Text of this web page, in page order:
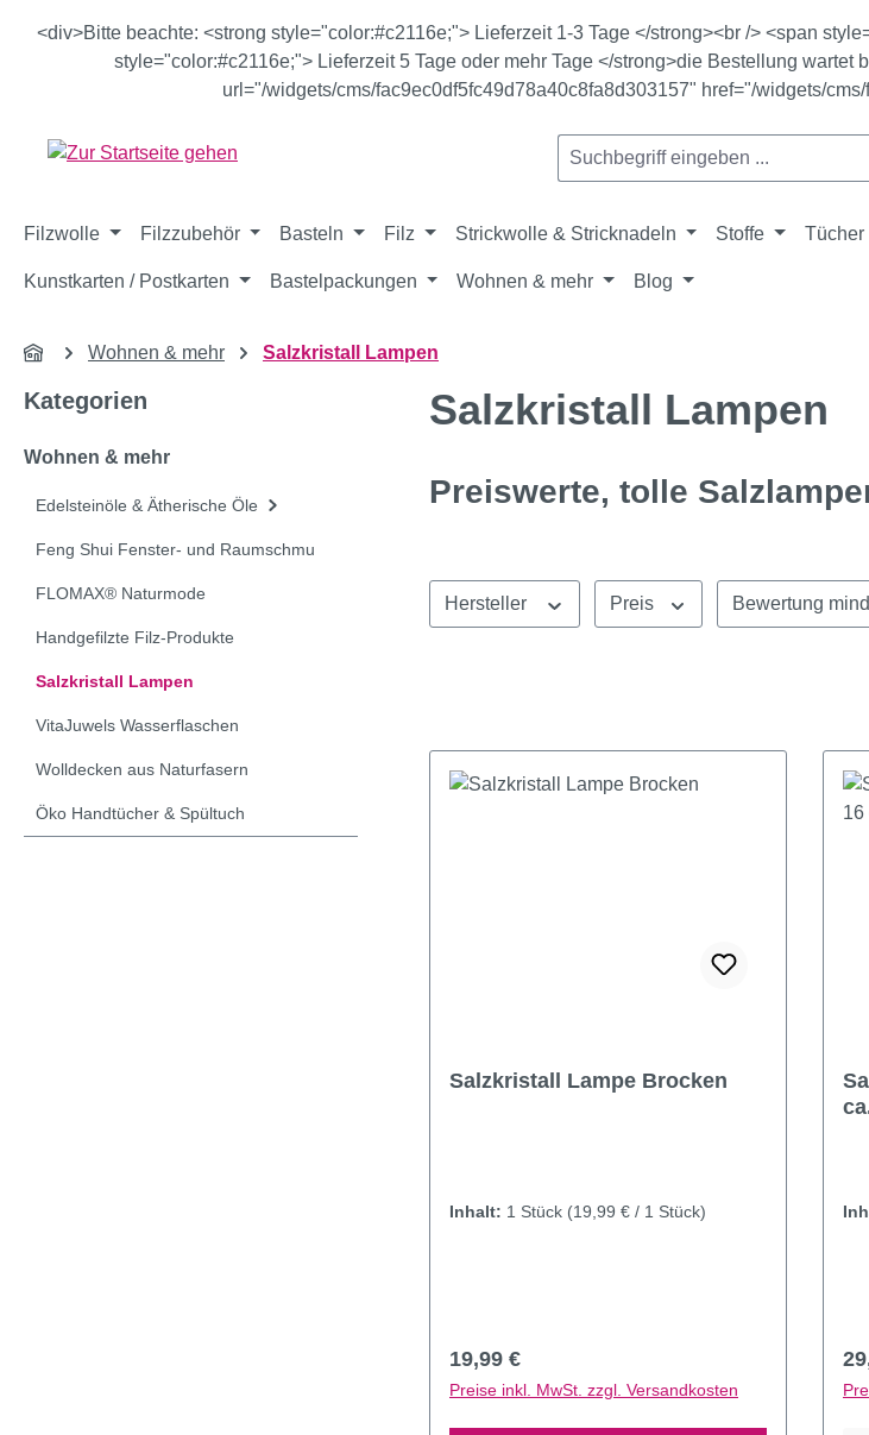
Hauptinhalt springen
Zur Suche springen
Zur Hauptnavigation springen
<div>Bitte beachte: <strong style="color:#c2116e;"> Lieferzeit 1-3 Tage </strong><br /> <span
style="color:#c2116e;"> Lieferzeit 5 Tage oder mehr Tage </strong>die Bestellung
url="/widgets/cms/fac9ec0df5fc49d78a40c8fa8d303157" href="/widgets/
Filzwolle Filzzubehör Basteln Filz Strickwolle & Stricknadeln Stoffe Tücher
Kunstkarten / Postkarten Bastelpackungen Wohnen & mehr Blog
Wohnen & mehr Salzkristall Lampen
Kategorien
Wohnen & mehr
Edelsteinöle & Ätherische Öle
Feng Shui Fenster- und Raumschmu
FLOMAX® Naturmode
Handgefilzte Filz-Produkte
Salzkristall Lampen
VitaJuwels Wasserflaschen
Wolldecken aus Naturfasern
Öko Handtücher & Spültuch
Salzkristall Lampen
Preiswerte, tolle
Hersteller Preis Bewertung
Salzkristall Lampe Brocken
Inhalt: 1 Stück (19,99 € / 1 Stück)
Regulärer Preis:
19,99 €
Preise inkl. MwSt. zzgl. Versandkosten